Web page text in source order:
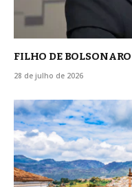
FILHO DE
28 de julho de 2026